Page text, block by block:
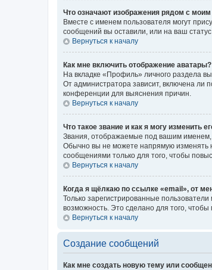
Что означают изображения рядом с
Вместе с именем пользователя могут
сообщений вы оставили, или на ваш
Вернуться к началу
Как мне включить отображение аватары?
На вкладке «Профиль» личного раздела
От администратора зависит, включена ли
конференции для выяснения причин.
Вернуться к началу
Что такое звание и как я могу изменить
Звания, отображаемые под вашим
Обычно вы не можете напрямую изменять
сообщениями только для того, чтобы
Вернуться к началу
Когда я щёлкаю по ссылке «email», от
Только зарегистрированные
возможность. Это сделано для того,
Вернуться к началу
Создание сообщений
Как мне создать новую тему или